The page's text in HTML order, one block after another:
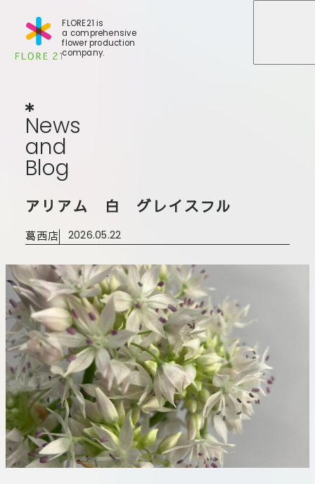
FLORE21 is
a comprehensive
flower production
company.
News
News
and
and
Blog
Blog
アリアム 白 グレイスフル
葛西店 2026.05.22
大田本店
大田支店
大田新店
葛西店
板橋店
川崎加工部
BLOG
会社概要
STORY
Gallery
お取引につ
いて
お問い合わ
せ
EN